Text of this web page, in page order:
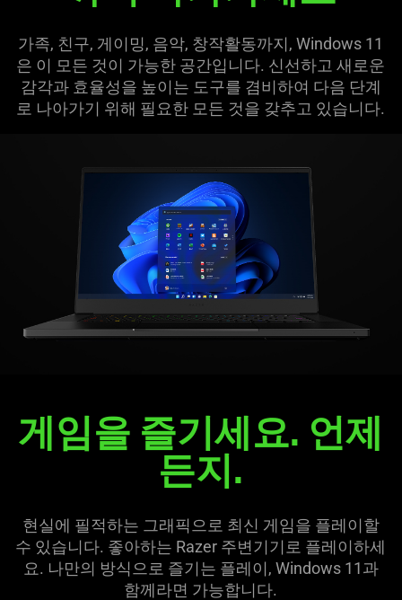
가족, 친구, 게이밍, 음악, 창작활동까지, Windows 11
은 이 모든 것이 가능한 공간입니다. 신선하고 새로운
감각과 효율성을 높이는 도구를 겸비하여 다음 단계
로 나아가기 위해 필요한 모든 것을 갖추고 있습니다.
게임을 즐기세요. 언제
든지.
현실에 필적하는 그래픽으로 최신 게임을 플레이할
수 있습니다. 좋아하는 Razer 주변기기로 플레이하세
요. 나만의 방식으로 즐기는 플레이, Windows 11과
함께라면 가능합니다.